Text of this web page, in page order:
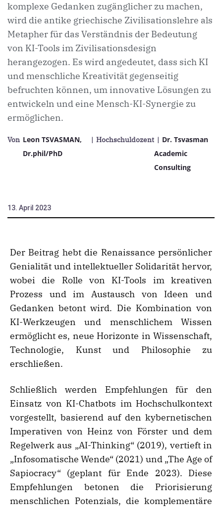
komplexe Gedanken zugänglicher zu machen,
wird die antike griechische Zivilisationslehre als
Metapher für das Verständnis der Bedeutung
von KI-Tools im Zivilisationsdesign
herangezogen. Es wird angedeutet, dass sich KI
und menschliche Kreativität gegenseitig
befruchten können, um innovative Lösungen zu
entwickeln und eine Mensch-KI-Synergie zu
ermöglichen.
Von Leon TSVASMAN,
Dr.phil/PhD
| Hochschuldozent | Dr. Tsvasman
Academic
Consulting
13. April 2023
Der Beitrag hebt die Renaissance persönlicher
Genialität und intellektueller Solidarität hervor,
wobei die Rolle von KI-Tools im kreativen
Prozess und im Austausch von Ideen und
Gedanken betont wird. Die Kombination von
KI-Werkzeugen und menschlichem Wissen
ermöglicht es, neue Horizonte in Wissenschaft,
Technologie, Kunst und Philosophie zu
erschließen.
Schließlich werden Empfehlungen für den
Einsatz von KI-Chatbots im Hochschulkontext
vorgestellt, basierend auf den kybernetischen
Imperativen von Heinz von Förster und dem
Regelwerk aus „AI-Thinking“ (2019), vertieft in
„Infosomatische Wende“ (2021) und „The Age of
Sapiocracy“ (geplant für Ende 2023). Diese
Empfehlungen betonen die Priorisierung
menschlichen Potenzials, die komplementäre